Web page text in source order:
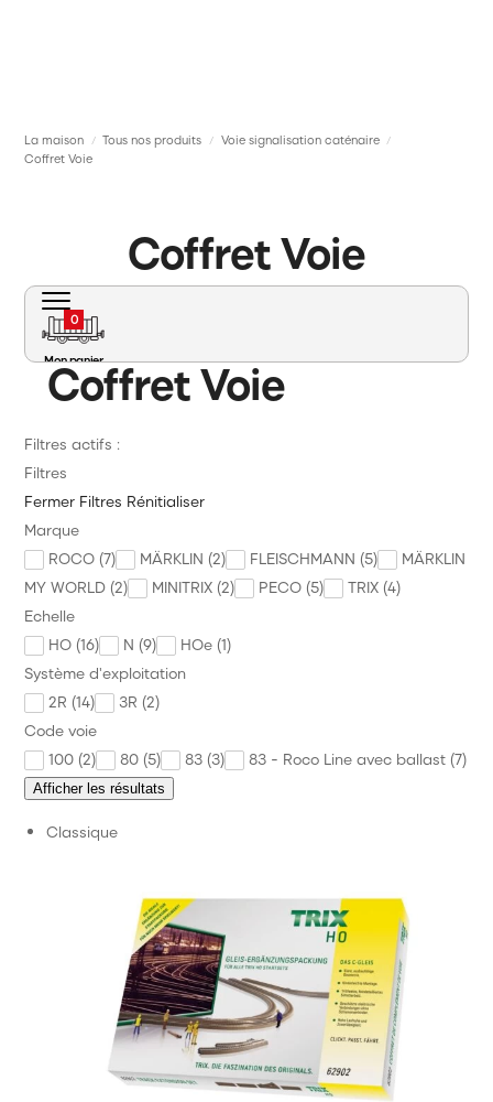
Mon panier
0
Matériel roulant
Voie Signalisation Caténaire
Diorama Maquette
Véhicule Personnage
Alimentation Digital Commande
Outillage et Consommable
Annonces des trains
Citadel Colour
Games Workshop
La maison / Tous nos produits / Voie signalisation caténaire /
Coffret Voie
Coffret Voie
Coffret Voie
Filtres actifs :
Filtres
Fermer Filtres Rénitialiser
Marque
ROCO (7)
MÄRKLIN (2) FLEISCHMANN (5)
MÄRKLIN
MY WORLD (2)
MINITRIX (2) PECO (5)
TRIX (4)
Echelle
HO (16)
N (9)
HOe (1)
Système d'exploitation
2R (14)
3R (2)
Code voie
100 (2)
80 (5) 83 (3) 83 - Roco Line avec ballast (7)
Afficher les résultats
Classique